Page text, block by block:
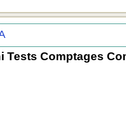
Tests Comptages